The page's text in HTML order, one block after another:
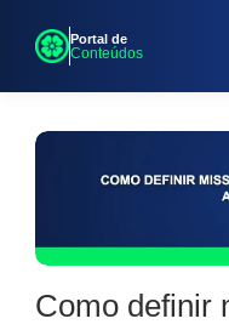
Portal de
Conteúdos
Como definir